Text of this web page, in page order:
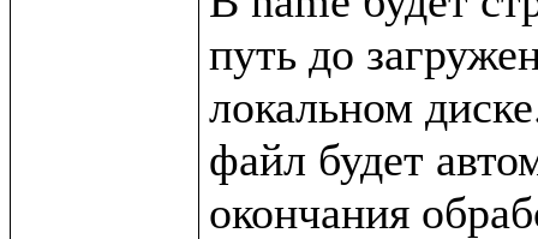
путь до
локальном
файл будет
окончания